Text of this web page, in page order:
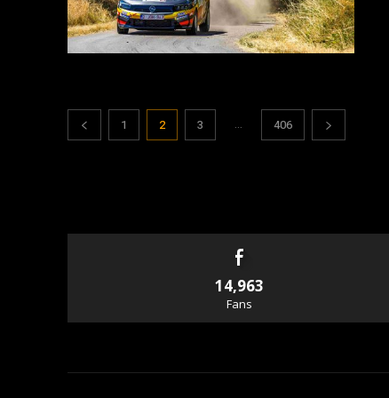
1 2 3 ... 406
14,963
Fans